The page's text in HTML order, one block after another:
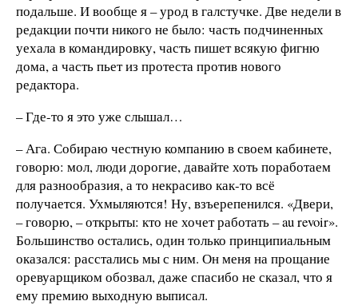
подальше. И вообще я – урод в галстучке. Две недели в
редакции почти никого не было: часть подчиненных
уехала в командировку, часть пишет всякую фигню
дома, а часть пьет из протеста против нового
редактора.
– Где-то я это уже слышал…
– Ага. Собираю честную компанию в своем кабинете,
говорю: мол, люди дорогие, давайте хоть поработаем
для разнообразия, а то некрасиво как-то всё
получается. Ухмыляются! Ну, взъерепенился. «Двери,
– говорю, – открыты: кто не хочет работать – au revoir».
Большинство остались, один только принципиальным
оказался: расстались мы с ним. Он меня на прощание
оревуарщиком обозвал, даже спасибо не сказал, что я
ему премию выходную выписал.